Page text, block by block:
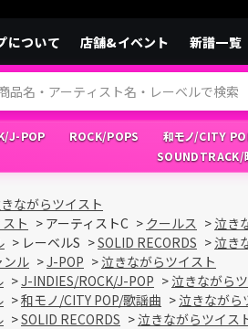
について 店舗&イベント 新譜一覧
J-POP ROCK/POPS 和モノ/CITY
SOUNDTRACK/
ながらツイスト
ト > アーティストC > クールス > 泣き
> レーベルS >SOLID RECORDS > 泣き
ンル >J-POP > 泣きながらツイスト
>J-INDIES/ROCK/J-POP > 泣きながら
>和モノ/CITY POP/歌謡曲 > 泣きながら
>SOLID RECORDS > 泣きながらツイス